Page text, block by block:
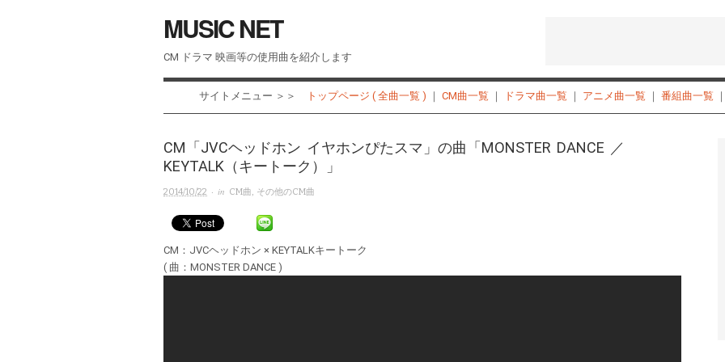
MUSIC NET
CM ドラマ 映画等の使用曲を紹介します
サイトメニュー ＞＞ トップページ ( 全曲一覧 ) ｜ CM曲一覧 ｜ ドラマ曲一覧 ｜ アニメ曲一覧 ｜ 番組曲一覧 ｜
CM「JVCヘッドホン イヤホンぴたスマ」の曲「MONSTER DANCE ／
KEYTALK（キートーク）」
2014/10/22 · in CM曲, その他のCM曲
CM：JVCヘッドホン × KEYTALKキートーク
( 曲：MONSTER DANCE )